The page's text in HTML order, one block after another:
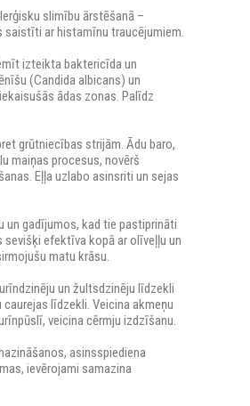
slimību ārstēšanā –
saistīti ar histamīnu traucējumiem.
izteikta baktericīda un
(Candida albicans) un
ādas zonas. Palīdz
grūtniecības strijām. Ādu baro,
maiņas procesus, novērš
Eļļa uzlabo asinsriti un sejas
un gadījumos, kad tie pastiprināti
efektīva kopā ar olīveļļu un
matu krāsu.
un žultsdzinēju līdzekli
līdzekli. Veicina akmeņu
veicina cērmju izdzīšanu.
asinsspiediena
ievērojami samazina